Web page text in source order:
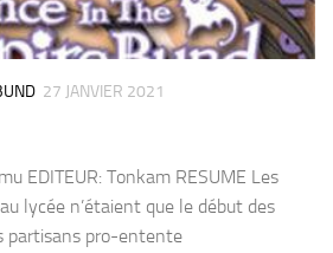
27 JANVIER 2021
EDITEUR: Tonkam RESUME Les
lycée n’étaient que le début des
partisans pro-entente